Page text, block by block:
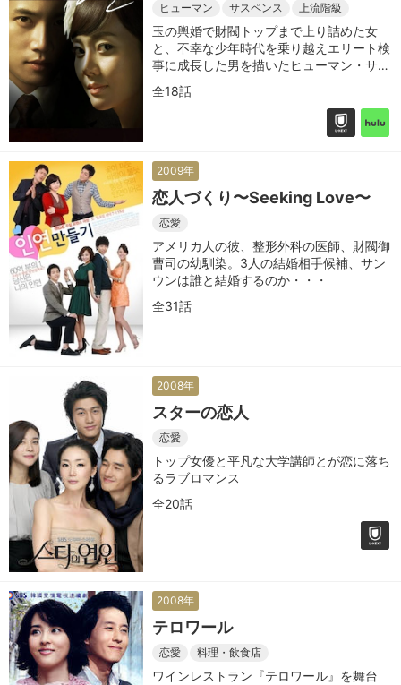
ヒューマン サスペンス 上流階級
玉の輿婚で財閥トップまで上り詰めた女
と、不幸な少年時代を乗り越えエリート検
事に成長した男を描いたヒューマン・サス
ペンス
全18話
2009年
恋人づくり〜Seeking Love〜
恋愛
アメリカ人の彼、整形外科の医師、財閥御
曹司の幼馴染。3人の結婚相手候補、サン
ウンは誰と結婚するのか・・・
全31話
2008年
スターの恋人
恋愛
トップ女優と平凡な大学講師とが恋に落ち
るラブロマンス
全20話
2008年
テロワール
恋愛 料理・飲食店
ワインレストラン『テロワール』を舞台